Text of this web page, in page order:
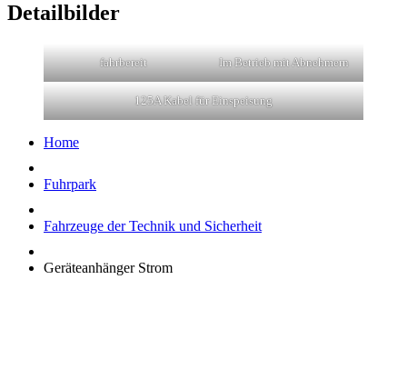
Detailbilder
fahrbereit Im Betrieb mit Abnehmern
125A Kabel für Einspeisung
Home
Fuhrpark
Fahrzeuge der Technik und Sicherheit
Geräteanhänger Strom